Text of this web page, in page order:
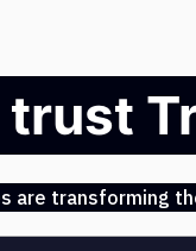
are transforming